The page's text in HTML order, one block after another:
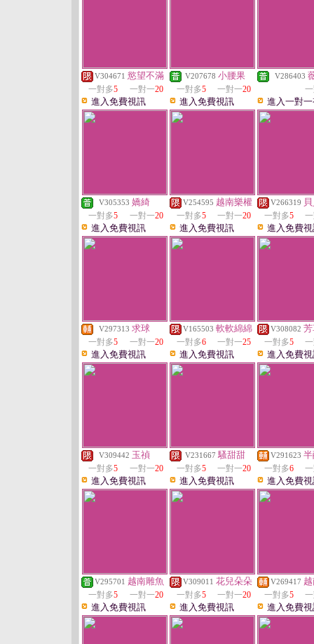
V304671 慾望不滿
一對多5 一對一20
進入免費視訊
V207678 小腰果
一對多5 一對一20
進入免費視訊
V286403
進入一對
V305353 嬌綺
一對多5 一對一20
進入免費視訊
V254595 越南樂權
一對多5 一對一20
進入免費視訊
V266319
一對多5
進入免費
V297313 求球
一對多5 一對一20
進入免費視訊
V165503 軟軟綿綿
一對多6 一對一25
進入免費視訊
V308082
一對多5
進入免費
V309442 玉禎
一對多5 一對一20
進入免費視訊
V231667 騷甜甜
一對多5 一對一20
進入免費視訊
V291623
一對多6
進入免費
V295701 越南雕魚
一對多5 一對一20
進入免費視訊
V309011 花兒朵朵
一對多5 一對一20
進入免費視訊
V269417
一對多5
進入免費